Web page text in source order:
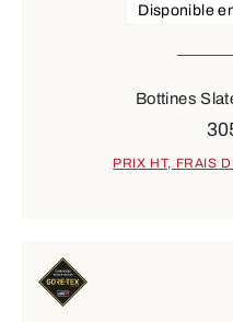
Disponible
Bottines
PRIX HT, FRAIS